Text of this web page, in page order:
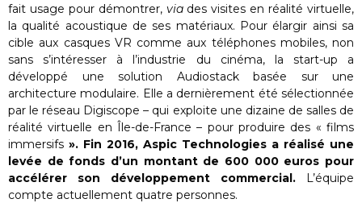
fait usage pour démontrer, viades visites en réalité virtuelle,
la qualité acoustique de ses matériaux. Pour élargir ainsi sa
cible aux casques VR comme aux téléphones mobiles, non
sans s’intéresser à l’industrie du cinéma, la start-up a
développé une solution Audiostack basée sur une
architecture modulaire. Elle a dernièrement été sélectionnée
par le réseau Digiscope – qui exploite une dizaine de salles de
réalité virtuelle en Île-de-France – pour produire des « films
immersifs ». Fin 2016, Aspic Technologies a réalisé une
levée de fonds d’un montant de 600 000 euros pour
accélérer son développement commercial. L’équipe
compte actuellement quatre personnes.